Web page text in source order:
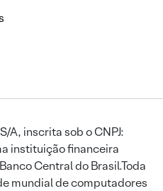
A, inscrita sob o CNPJ:
instituição financeira
Central do Brasil.Toda
mundial de computadores